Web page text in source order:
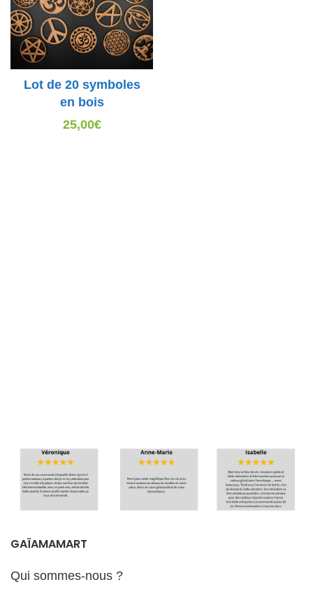
Lot de 20 symboles
en bois
25,00€
GAÏAMAMART
Qui sommes-nous ?